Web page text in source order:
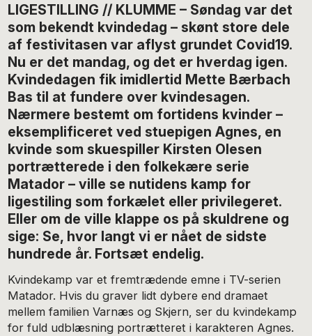
LIGESTILLING // KLUMME – Søndag var det
som bekendt kvindedag – skønt store dele
af festivitasen var aflyst grundet Covid19.
Nu er det mandag, og det er hverdag igen.
Kvindedagen fik imidlertid Mette Bærbach
Bas til at fundere over kvindesagen.
Nærmere bestemt om fortidens kvinder –
eksemplificeret ved stuepigen Agnes, en
kvinde som skuespiller Kirsten Olesen
portrætterede i den folkekære serie
Matador – ville se nutidens kamp for
ligestiling som forkælet eller privilegeret.
Eller om de ville klappe os på skuldrene og
sige: Se, hvor langt vi er nået de sidste
hundrede år. Fortsæt endelig.
Kvindekamp var et fremtrædende emne i TV-serien
Matador. Hvis du graver lidt dybere end dramaet
mellem familien Varnæs og Skjern, ser du kvindekamp
for fuld udblæsning portrætteret i karakteren Agnes.